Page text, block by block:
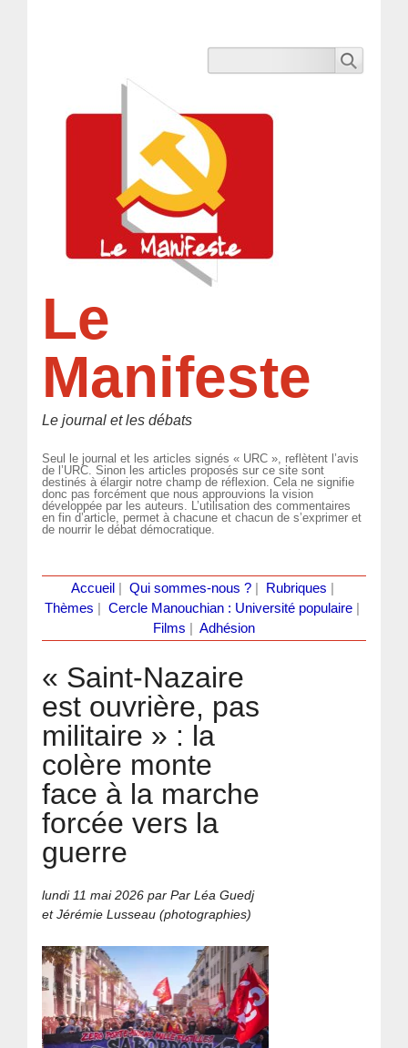
Le
Manifeste
Le journal et les débats
Seul le journal et les articles signés « URC », reflètent l’avis
de l’URC. Sinon les articles proposés sur ce site sont
destinés à élargir notre champ de réflexion. Cela ne signifie
donc pas forcément que nous approuvions la vision
développée par les auteurs. L’utilisation des commentaires
en fin d’article, permet à chacune et chacun de s’exprimer et
de nourrir le débat démocratique.
Accueil Qui sommes-nous ?| Rubriques
Thèmes
Cercle Manouchian : Université populaire
Films
Adhésion
« Saint-Nazaire
est ouvrière, pas
militaire » : la
colère monte
face à la marche
forcée vers la
guerre
lundi 11 mai 2026 par Par Léa Guedj
et Jérémie Lusseau (photographies)